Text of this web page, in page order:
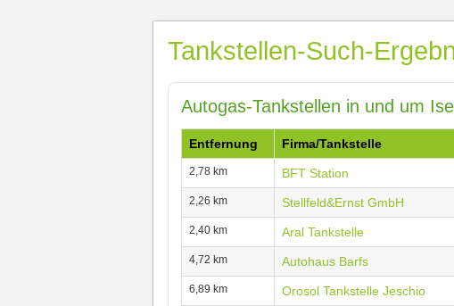
Tankstellen-Such-
Autogas-Tankstellen in und um
Entfernung Firma/Tankstelle
2,78 km BFT Station
2,26 km Stellfeld&Ernst GmbH
2,40 km Aral Tankstelle
4,72 km Autohaus Barfs
6,89 km Orosol Tankstelle Jeschio